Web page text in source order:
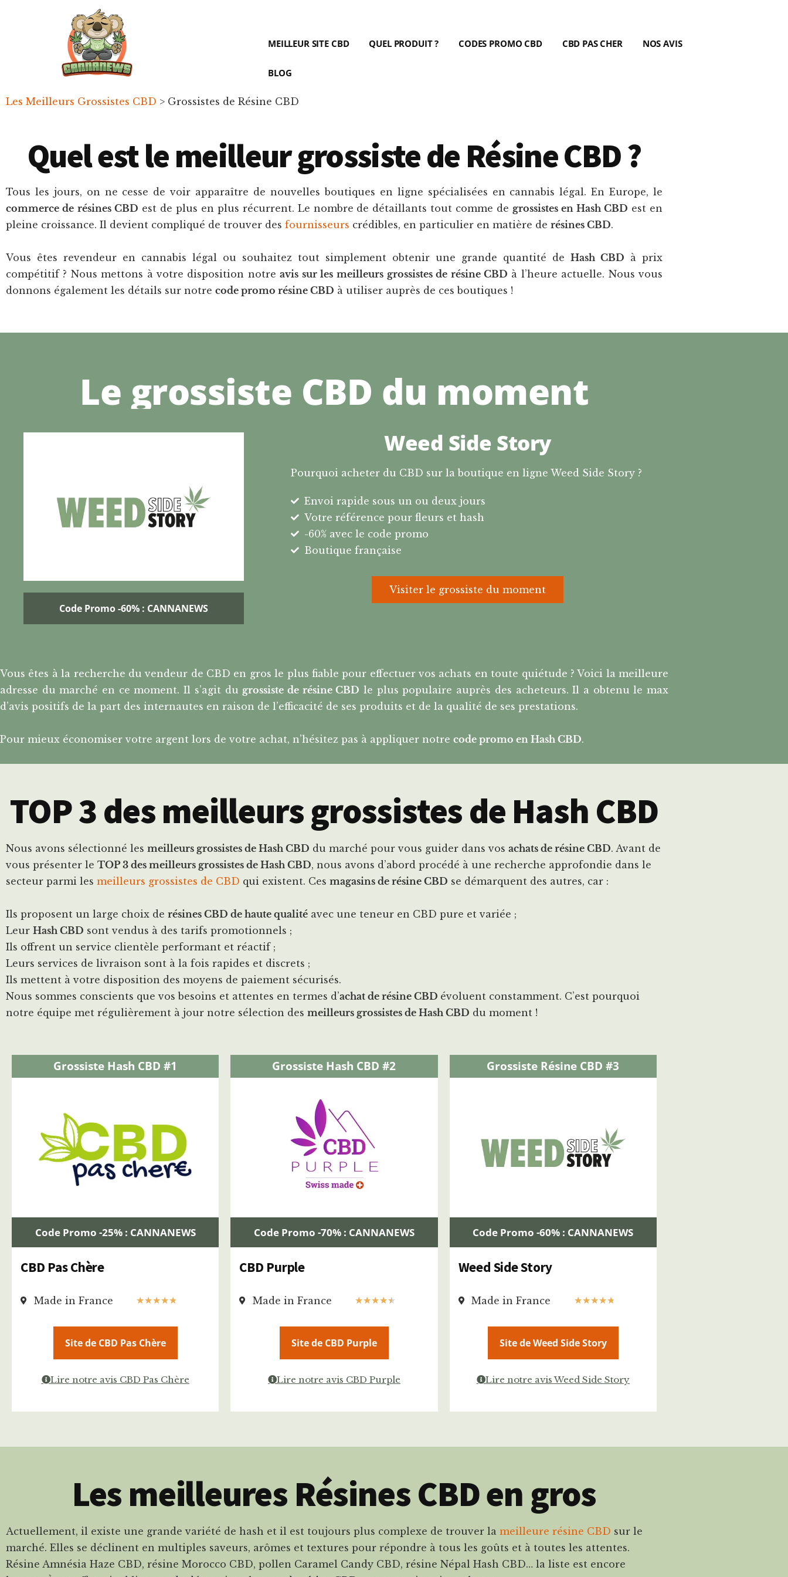
Cannanews.fr
MEILLEUR SITE CBD QUEL PRODUIT ? CODES PROMO CBD CBD PAS CHER NOS AVIS
BLOG
Les Meilleurs Grossistes CBD > Grossistes de Résine CBD
Quel est le meilleur grossiste de Résine CBD ?
Tous les jours, on ne cesse de voir apparaître de nouvelles boutiques en ligne spécialisées en cannabis légal. En Europe, le
commerce de résines CBD est de plus en plus récurrent. Le nombre de détaillants tout comme de grossistes en Hash CBD est en
pleine croissance. Il devient compliqué de trouver des fournisseurs crédibles, en particulier en matière de résines CBD.
Vous êtes revendeur en cannabis légal ou souhaitez tout simplement obtenir une grande quantité de Hash CBD à prix
compétitif ? Nous mettons à votre disposition notreavis sur les meilleurs grossistes de résine CBD à l’heure actuelle. Nous vous
donnons également les détails sur notre code promo résine CBD à utiliser auprès de ces boutiques !
Le grossiste CBD du moment
Code Promo -60% : CANNANEWS
Weed Side Story
Pourquoi acheter du CBD sur la boutique en ligne Weed Side Story ?
Envoi rapide sous un ou deux jours
Votre référence pour fleurs et hash
-60% avec le code promo
Boutique française
Visiter le grossiste du moment
Vous êtes à la recherche du vendeur de CBD en gros le plus fiable pour effectuer vos achats en toute quiétude ? Voici la meilleure
adresse du marché en ce moment. Il s’agit du grossiste de résine CBD le plus populaire auprès des acheteurs. Il a obtenu le max
d’avis positifs de la part des internautes en raison de l’efficacité de ses produits et de la qualité de ses prestations.
Pour mieux économiser votre argent lors de votre achat, n’hésitez pas à appliquer notre code promo en Hash CBD.
TOP 3 des meilleurs grossistes de Hash CBD
Nous avons sélectionné les meilleurs grossistes de Hash CBD du marché pour vous guider dans vos achats de résine CBD. Avant de
vous présenter le TOP 3 des meilleurs grossistes de Hash CBD, nous avons d’abord procédé à une recherche approfondie dans le
secteur parmi les meilleurs grossistes de CBD qui existent. Ces magasins de résine CBD se démarquent des autres, car :
Ils proposent un large choix de résines CBD de haute qualité avec une teneur en CBD pure et variée ;
Leur Hash CBD sont vendus à des tarifs promotionnels ;
Ils offrent un service clientèle performant et réactif ;
Leurs services de livraison sont à la fois rapides et discrets ;
Ils mettent à votre disposition des moyens de paiement sécurisés.
Nous sommes conscients que vos besoins et attentes en termes d’achat de résine CBD évoluent constamment. C’est pourquoi
notre équipe met régulièrement à jour notre sélection des meilleurs grossistes de Hash CBD du moment !
Grossiste Hash CBD #1
Code Promo -25% : CANNANEWS
CBD Pas Chère
Made in France ★★★★★
Site de CBD Pas Chère
Lire notre avis CBD Pas Chère
Grossiste Hash CBD #2
Code Promo -70% : CANNANEWS
CBD Purple
Made in France ★★★★★
Site de CBD Purple
Lire notre avis CBD Purple
Grossiste Résine CBD #3
Code Promo -60% : CANNANEWS
Weed Side Story
Made in France ★★★★★
Site de Weed Side Story
Lire notre avis Weed Side Story
Les meilleures Résines CBD en gros
Actuellement, il existe une grande variété de hash et il est toujours plus complexe de trouver la meilleure résine CBD sur le
marché. Elles se déclinent en multiples saveurs, arômes et textures pour répondre à tous les goûts et à toutes les attentes.
Résine Amnésia Haze CBD, résine Morocco CBD, pollen Caramel Candy CBD, résine Népal Hash CBD… la liste est encore